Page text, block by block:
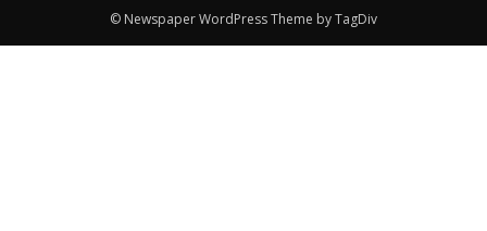
© Newspaper WordPress Theme by TagDiv